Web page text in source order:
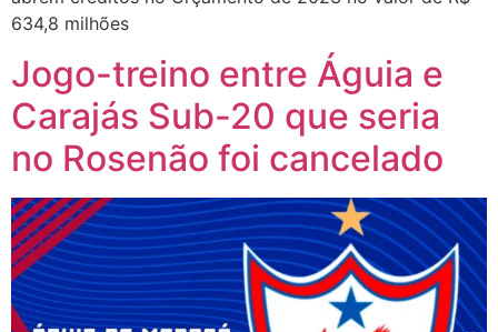
634,8 milhões
Jogo-treino entre Águia e
Carajás Sub-20 que seria
no Rosenão foi cancelado